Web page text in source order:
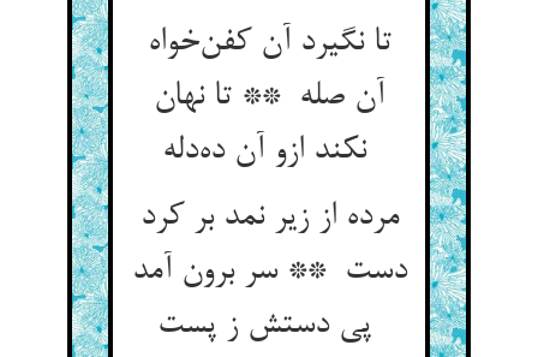
تا نگیرد آن کفن‌خواه
آن صله ** تا نهان
نکند ازو آن ده‌دله
مرده از زیر نمد بر کرد
دست ** سر برون آمد